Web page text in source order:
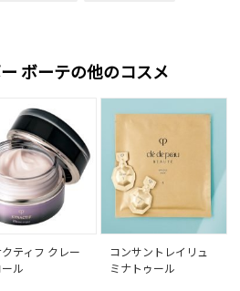
ボーテの他のコスメ
ティフ クレー
ル
コンサントレイリュ
ミナトゥール